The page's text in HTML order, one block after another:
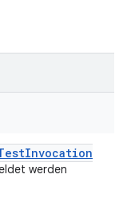
Invocation
werden